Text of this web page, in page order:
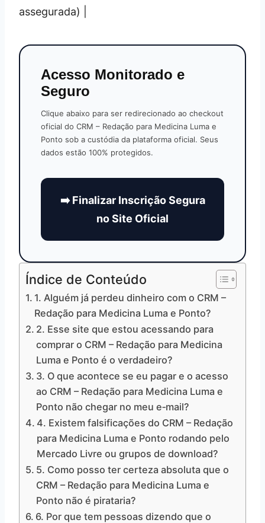
assegurada) |
Acesso Monitorado e
Seguro
Clique abaixo para ser redirecionado ao checkout
oficial do CRM – Redação para Medicina Luma e
Ponto sob a custódia da plataforma oficial. Seus
dados estão 100% protegidos.
➡️ Finalizar Inscrição Segura
no Site Oficial
Índice de Conteúdo
1. Alguém já perdeu dinheiro com o CRM –
Redação para Medicina Luma e Ponto?
2. Esse site que estou acessando para
comprar o CRM – Redação para Medicina
Luma e Ponto é o verdadeiro?
3. O que acontece se eu pagar e o acesso
ao CRM – Redação para Medicina Luma e
Ponto não chegar no meu e‑mail?
4. Existem falsificações do CRM – Redação
para Medicina Luma e Ponto rodando pelo
Mercado Livre ou grupos de download?
5. Como posso ter certeza absoluta que o
CRM – Redação para Medicina Luma e
Ponto não é pirataria?
6. Por que tem pessoas dizendo que o